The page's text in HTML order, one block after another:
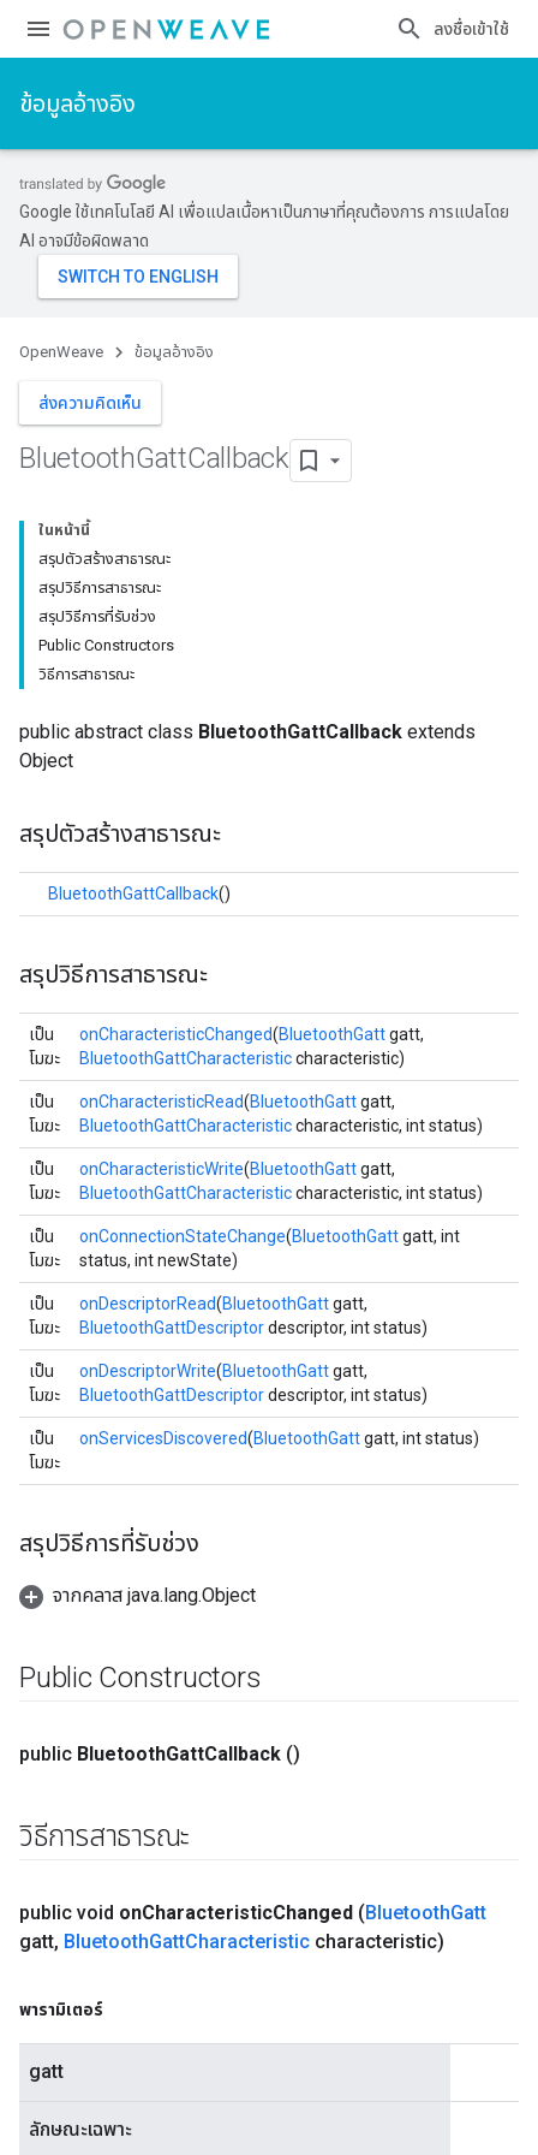
ลงชื่อเข้าใช้
ข้อมูลอ้างอิง
Google ใช้เทคโนโลยี AI เพื่อแปลเนื้อหาเป็นภาษาที่คุณต้องการ การแปลโดย
AI อาจมีข้อผิดพลาด
OpenWeave ข้อมูลอ้างอิง
ส่งความคิดเห็น
BluetoothGattCallback
ในหน้านี้
สรุปตัวสร้างสาธารณะ
สรุปวิธีการสาธารณะ
สรุปวิธีการที่รับช่วง
Public Constructors
วิธีการสาธารณะ
public abstract class BluetoothGattCallback extends
Object
สรุปตัวสร้างสาธารณะ
BluetoothGattCallback()
สรุปวิธีการสาธารณะ
เป็น
โมฆะ
onCharacteristicChanged(BluetoothGattgatt,
BluetoothGattCharacteristiccharacteristic)
เป็น
โมฆะ
onCharacteristicRead(BluetoothGattgatt,
BluetoothGattCharacteristiccharacteristic, int status)
เป็น
โมฆะ
onCharacteristicWrite(BluetoothGattgatt,
BluetoothGattCharacteristiccharacteristic, int status)
เป็น
โมฆะ
onConnectionStateChange(BluetoothGattgatt, int
status, int newState)
เป็น
โมฆะ
onDescriptorRead(BluetoothGattgatt,
BluetoothGattDescriptordescriptor, int status)
เป็น
โมฆะ
onDescriptorWrite(BluetoothGattgatt,
BluetoothGattDescriptordescriptor, int status)
เป็น
โมฆะ
onServicesDiscovered(BluetoothGattgatt, int status)
สรุปวิธีการที่รับช่วง
จากคลาส java.lang.Object
Public Constructors
public BluetoothGattCallback ()
วิธีการสาธารณะ
public void onCharacteristicChanged (BluetoothGatt
gatt, BluetoothGattCharacteristic characteristic)
พารามิเตอร์
gatt
ลักษณะเฉพาะ